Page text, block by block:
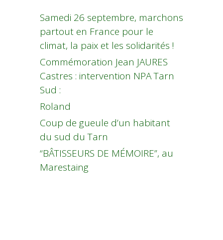
Samedi 26 septembre, marchons
partout en France pour le
climat, la paix et les solidarités !
Commémoration Jean JAURES
Castres : intervention NPA Tarn
Sud :
Roland
Coup de gueule d’un habitant
du sud du Tarn
“BÂTISSEURS DE MÉMOIRE”, au
Marestaing